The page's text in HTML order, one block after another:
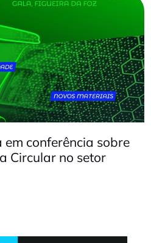
conferência sobre
Circular no setor